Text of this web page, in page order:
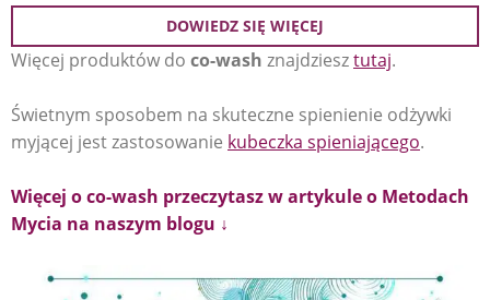
DOWIEDZ SIĘ WIĘCEJ
Więcej produktów do co-wash znajdziesztutaj.
Świetnym sposobem na skuteczne spienienie odżywki
myjącej jest zastosowanie kubeczka spieniającego.
Więcej o co-wash przeczytasz w artykule o Metodach
Mycia na naszym blogu ↓